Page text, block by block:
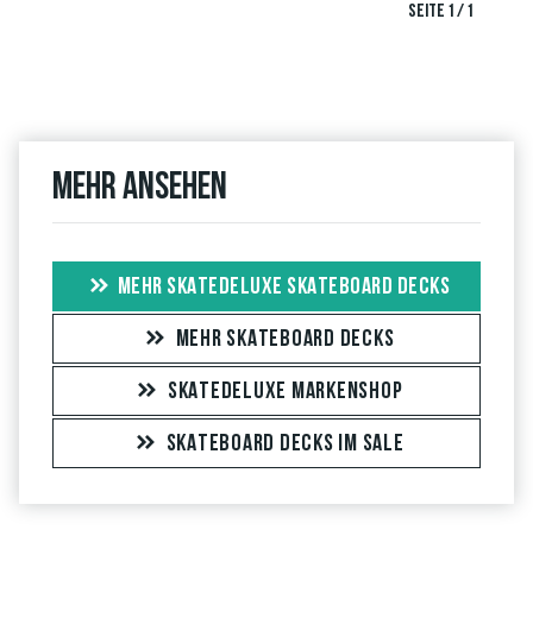
SEITE 1 / 1
Mehr ansehen
MEHR SKATEDELUXE SKATEBOARD DECKS
MEHR SKATEBOARD DECKS
SKATEDELUXE MARKENSHOP
SKATEBOARD DECKS IM SALE